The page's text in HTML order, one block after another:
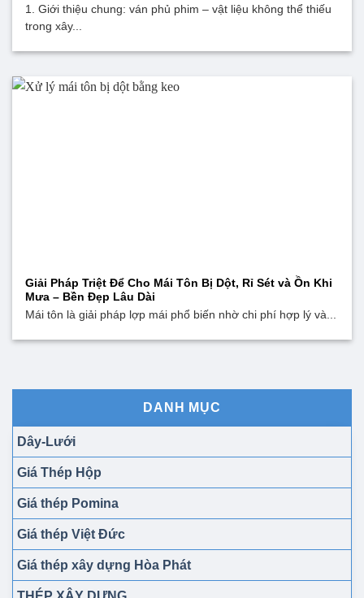
1. Giới thiệu chung: ván phủ phim – vật liệu không thể thiếu
trong xây...
Giải Pháp Triệt Để Cho Mái Tôn Bị Dột, Rỉ Sét và Ồn Khi
Mưa – Bền Đẹp Lâu Dài
Mái tôn là giải pháp lợp mái phổ biến nhờ chi phí hợp lý và...
DANH MỤC
Dây-Lưới
Giá Thép Hộp
Giá thép Pomina
Giá thép Việt Đức
Giá thép xây dựng Hòa Phát